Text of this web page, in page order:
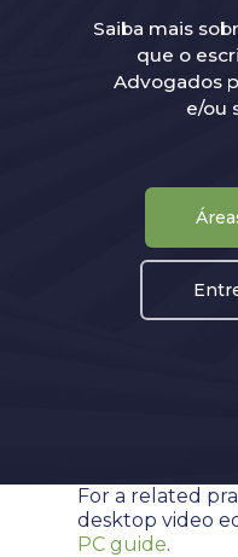
Saiba mais
que o
Advogados
e/ou
For a related
desktop video
PC guide.